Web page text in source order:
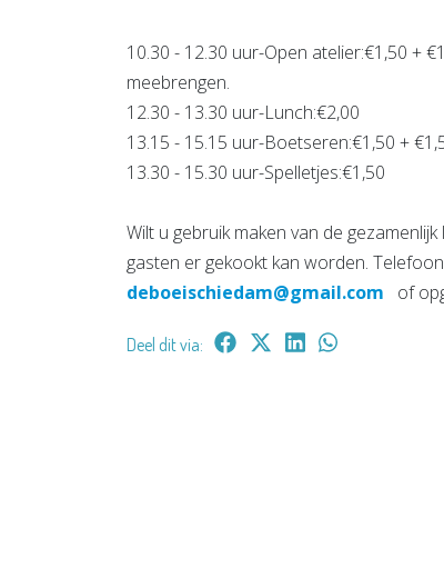
10.30 - 12.30 uur-Open atelier:€1,50 +
meebrengen.
12.30 - 13.30 uur-Lunch:€2,00
13.15 - 15.15 uur-Boetseren:€1,50 +
13.30 - 15.30 uur-Spelletjes:€1,50
Wilt u gebruik maken van de
gasten er gekookt kan worden.
deboeischiedam@gmail.com of
Deel dit via: